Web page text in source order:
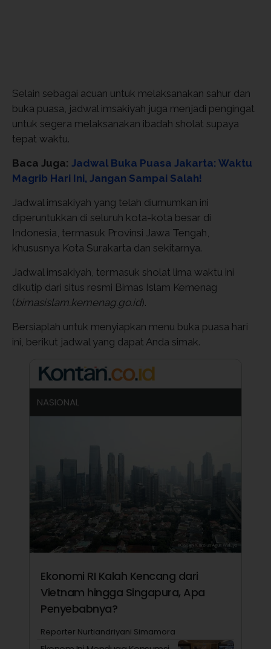
Selain sebagai acuan untuk melaksanakan sahur dan
buka puasa, jadwal imsakiyah juga menjadi pengingat
untuk segera melaksanakan ibadah sholat supaya
tepat waktu.
Baca Juga: Jadwal Buka Puasa Jakarta: Waktu
Magrib Hari Ini, Jangan Sampai Salah!
Jadwal imsakiyah yang telah diumumkan ini
diperuntukkan di seluruh kota-kota besar di
Indonesia, termasuk Provinsi Jawa Tengah,
khususnya Kota Surakarta dan sekitarnya.
Jadwal imsakiyah, termasuk sholat lima waktu ini
dikutip dari situs resmi Bimas Islam Kemenag
(bimasislam.kemenag.go.id).
Bersiaplah untuk menyiapkan menu buka puasa hari
ini, berikut jadwal yang dapat Anda simak.
NASIONAL
Ekonomi RI Kalah Kencang dari
Vietnam hingga Singapura, Apa
Penyebabnya?
Reporter Nurtiandriyani Simamora